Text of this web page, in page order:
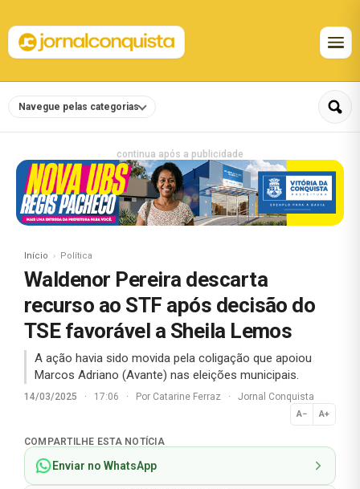
Navegue pelas categorias
continua após a publicidade
Início Política
Waldenor Pereira descarta
recurso ao STF após decisão do
TSE favorável a Sheila Lemos
A ação havia sido movida pela coligação que apoiou
Marcos Adriano (Avante) nas eleições municipais.
14/03/2025 · 17:06 · Por Catarine Ferraz · Jornal Conquista
A− A+
Normal
COMPARTILHE ESTA NOTÍCIA
Enviar no WhatsApp